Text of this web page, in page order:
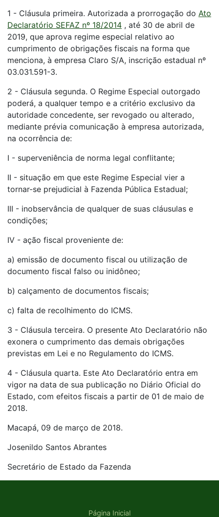
1 - Cláusula primeira. Autorizada a prorrogação do Ato
Declaratório SEFAZ nº 18/2014 , até 30 de abril de
2019, que aprova regime especial relativo ao
cumprimento de obrigações fiscais na forma que
menciona, à empresa Claro S/A, inscrição estadual nº
03.031.591-3.
2 - Cláusula segunda. O Regime Especial outorgado
poderá, a qualquer tempo e a critério exclusivo da
autoridade concedente, ser revogado ou alterado,
mediante prévia comunicação à empresa autorizada,
na ocorrência de:
I - superveniência de norma legal conflitante;
II - situação em que este Regime Especial vier a
tornar-se prejudicial à Fazenda Pública Estadual;
III - inobservância de qualquer de suas cláusulas e
condições;
IV - ação fiscal proveniente de:
a) emissão de documento fiscal ou utilização de
documento fiscal falso ou inidôneo;
b) calçamento de documentos fiscais;
c) falta de recolhimento do ICMS.
3 - Cláusula terceira. O presente Ato Declaratório não
exonera o cumprimento das demais obrigações
previstas em Lei e no Regulamento do ICMS.
4 - Cláusula quarta. Este Ato Declaratório entra em
vigor na data de sua publicação no Diário Oficial do
Estado, com efeitos fiscais a partir de 01 de maio de
2018.
Macapá, 09 de março de 2018.
Josenildo Santos Abrantes
Secretário de Estado da Fazenda
Página Inicial